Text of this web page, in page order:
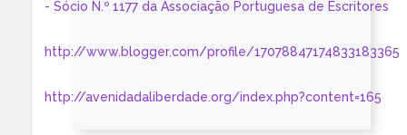
- Sócio N.º 1177 da Associação Portuguesa de Escritores
http://www.blogger.com/profile/17078847174833183365
http://avenidadaliberdade.org/index.php?content=165